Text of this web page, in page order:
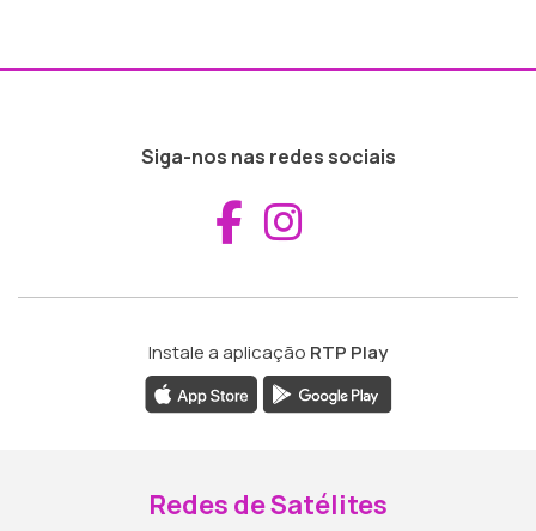
Siga-nos nas redes sociais
Aceder ao
Instale a aplicação RTP Play
Redes de Satélites